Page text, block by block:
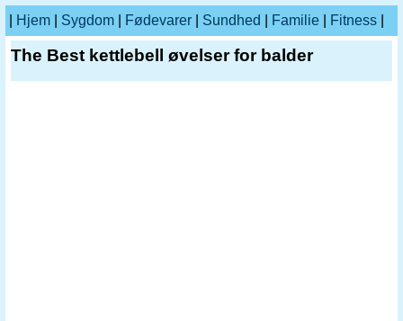
Hjem Sygdom Fødevarer Sundhed Familie Fitness
The Best kettlebell øvelser for balder